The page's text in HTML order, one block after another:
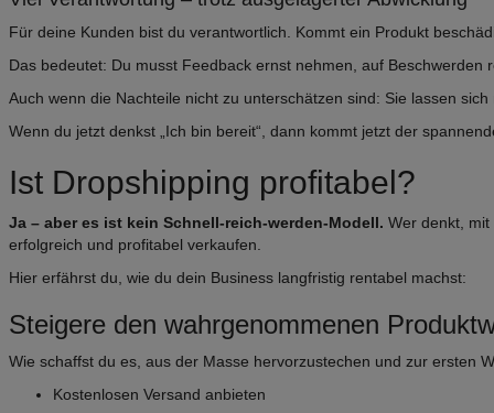
Für deine Kunden bist du verantwortlich. Kommt ein Produkt
Das bedeutet: Du musst Feedback ernst nehmen, auf
Auch wenn die Nachteile nicht zu unterschätzen sind: Sie lassen
Wenn du jetzt denkst „Ich bin bereit“, dann kommt jetzt der
Ist Dropshipping profitabel?
Ja – aber es ist kein Schnell-reich-werden-Modell. Wer denkt,
erfolgreich und profitabel verkaufen.
Hier erfährst du, wie du dein Business langfristig rentabel machst:
Steigere den wahrgenommenen
Wie schaffst du es, aus der Masse hervorzustechen und zur ersten
Kostenlosen Versand anbieten